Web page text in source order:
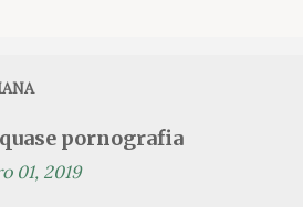
pornografia
01, 2019